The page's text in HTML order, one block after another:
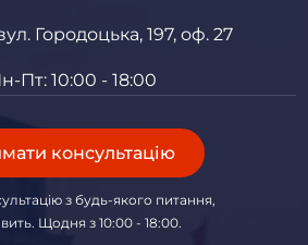
Городоцька, 197, оф. 27
Пт: 10:00 - 18:00
консультацію
з будь-якого питання,
Щодня з 10:00 - 18:00.